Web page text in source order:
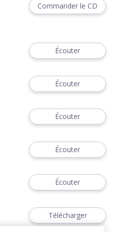
Commander le CD
Écouter
Écouter
Écouter
Écouter
Écouter
Télécharger